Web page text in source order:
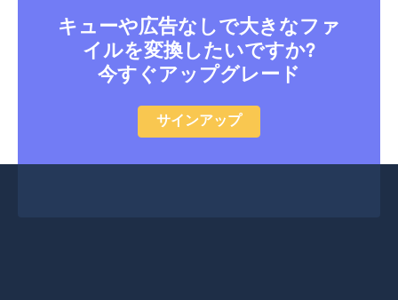
キューや広告なしで大きなファ
イルを変換したいですか?
今すぐアップグレード
サインアップ